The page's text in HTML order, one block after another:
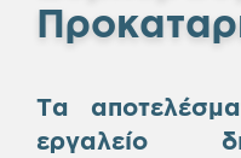
Τα
εργαλείο